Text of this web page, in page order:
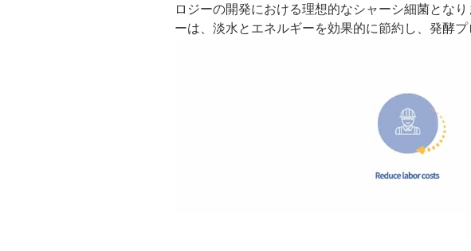
ロジーの開発における理想的なシャーシ細菌とな
ーは、淡水とエネルギーを効果的に節約し、発酵